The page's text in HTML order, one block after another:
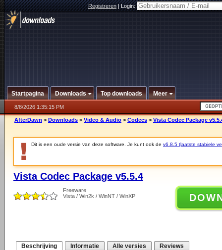
Registreren|Login:
Startpagina Downloads Top downloads Meer
8/8/2026 1:35:15 PM
AfterDawn > Downloads > Video & Audio > Codecs > Vista Codec Package
Dit is een oude versie van deze software. Je kunt ook de v6.8.5 (laatste stabiele
Vista Codec Package v5.5.4
Freeware
Vista / Win2k / WinNT / WinXP
Beschrijving Informatie Alle versies Reviews